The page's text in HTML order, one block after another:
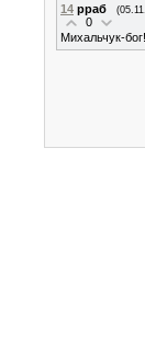
14 рраб
0
Михальчук-